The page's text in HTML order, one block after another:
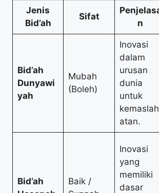
Jenis
Bid’ah
Sifat
n
Bid’ah
Dunyawi
yah
Mubah
(Boleh)
Inovasi
dalam
urusan
dunia
untuk
kemaslah
atan.
Bid’ah
Baik /
Inovasi
yang
memiliki
dasar